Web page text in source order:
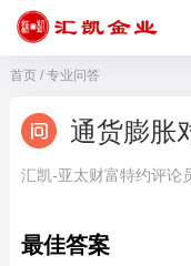
首页/ 专业问答
通货膨胀
汇凯-亚太财富特约评论
最佳答案